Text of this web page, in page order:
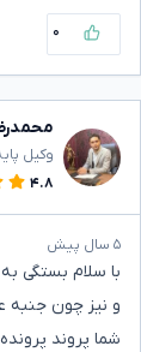
۰
وکیل
۴.۸
۵ سال پیش
با سلام بستگی
و نیز چون جنبه
شما پروند